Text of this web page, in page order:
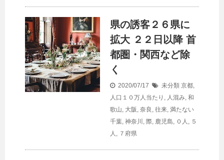
県の誘客２６県に
拡大 ２２日以降 首
都圏・関西など除
く
2020/07/17 未分類 京都,
人口１０万人当たり , 人混み, 和
歌山, 大阪 , 奈良 , 往来, 満たない
千葉, 神奈川 , 際, 鹿児島, ０人 , ５
人 , ７府県